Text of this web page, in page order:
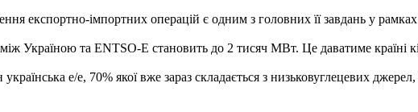
експортно-імпортних операцій є одним з головних її завдань у рамках
Україною та ENTSO-E становить до 2 тисяч МВт. Це даватиме країні
е/е, 70% якої вже зараз складається з низьковуглецевих